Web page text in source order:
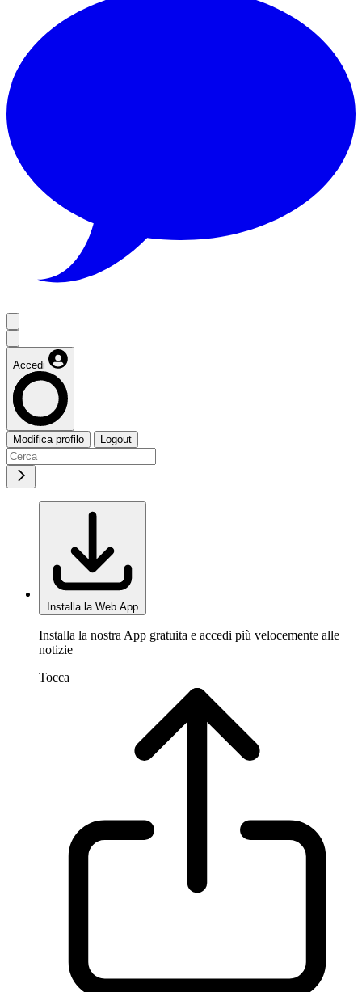
Accedi
Modifica profilo Logout
Installa la Web App
Installa la nostra App gratuita e accedi più velocemente alle
notizie
Tocca